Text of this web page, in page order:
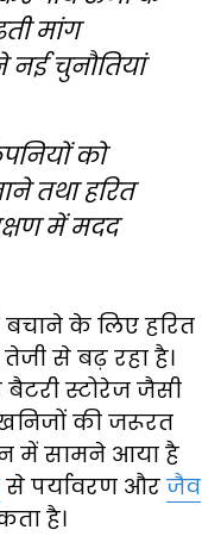
मांग
नई चुनौतियां
को
तथा हरित
में मदद
बचाने के लिए हरित
से बढ़ रहा है।
स्टोरेज जैसी
की जरूरत
में सामने आया है
से पर्यावरण और जैव
है।